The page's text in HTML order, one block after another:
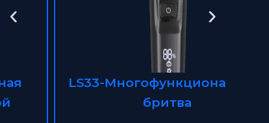
LS33-Многофункциональная